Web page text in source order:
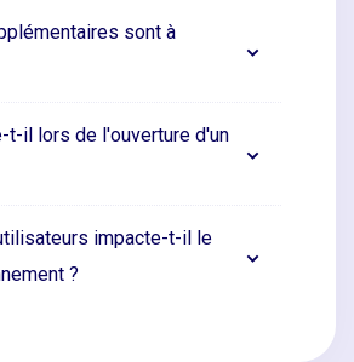
sont à
t-il lors de l'ouverture d'un
impacte-t-il le
?